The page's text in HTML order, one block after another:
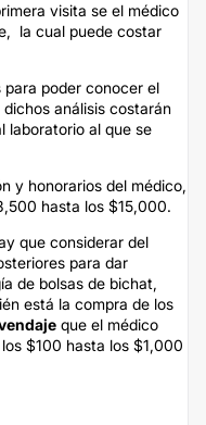
visita se el médico
la cual puede costar
para poder conocer el
análisis costarán
laboratorio al que se
y honorarios del médico,
hasta los $15,000.
que considerar del
para dar
de bolsas de bichat,
está la compra de los
que el médico
$100 hasta los $1,000